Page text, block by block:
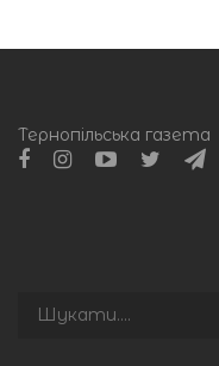
Тернопільська газета
Пошук